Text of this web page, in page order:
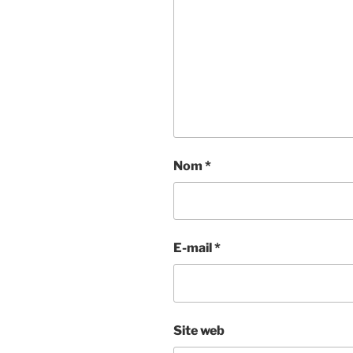
Nom *
E-mail*
Site web